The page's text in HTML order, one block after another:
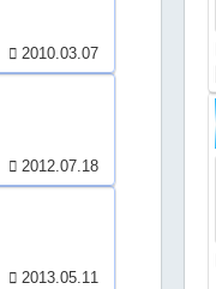
2010.03.07
2012.07.18
2013.05.11